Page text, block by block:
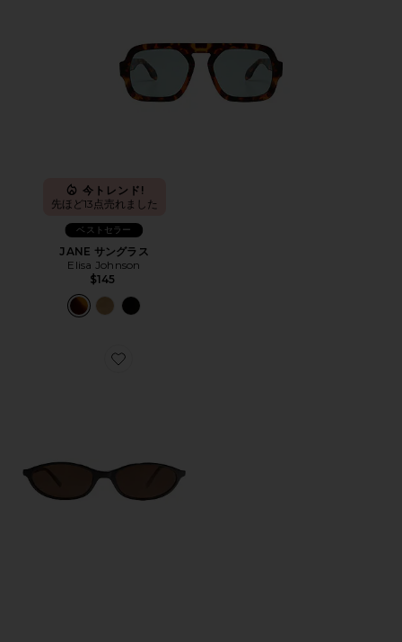
今トレンド!
先ほど13点売れました
ベストセラー
JANE サングラス
Elisa Johnson
$145
Favorite ZULU サングラス